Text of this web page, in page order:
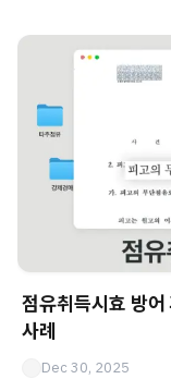
점유취득시효 방
사례
Dec 30, 2025